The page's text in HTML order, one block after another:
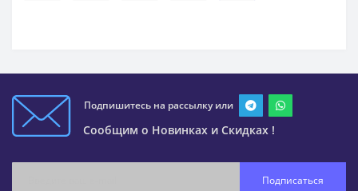
Подпишитесь на рассылку или
Сообщим о Новинках и Скидках !
Подписаться